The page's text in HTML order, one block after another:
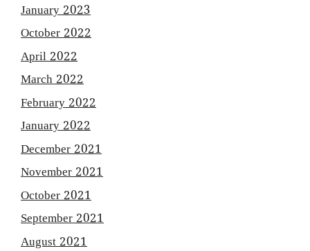
January 2023
October 2022
April 2022
March 2022
February 2022
January 2022
December 2021
November 2021
October 2021
September 2021
August 2021